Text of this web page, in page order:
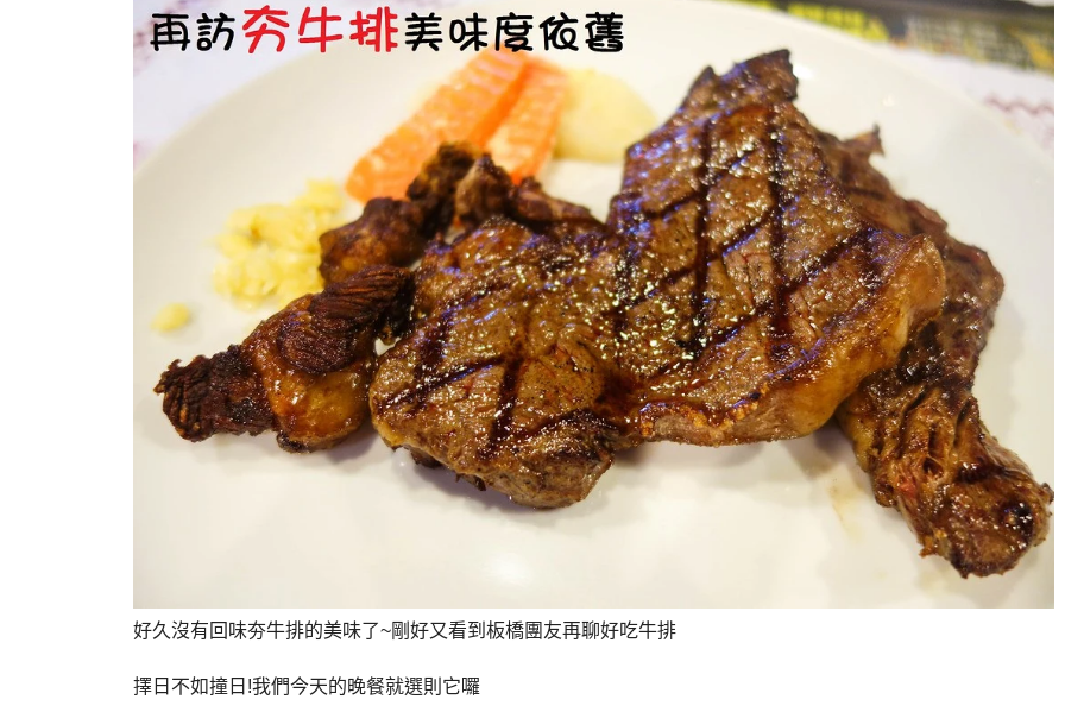
好久沒有回味夯牛排的美味了~剛好又看到板橋團友再聊好吃牛排
擇日不如撞日!我們今天的晚餐就選則它囉